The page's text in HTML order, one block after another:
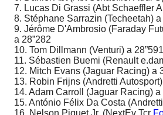
7. Lucas Di Grassi (Abt Schaeffler
8. Stéphane Sarrazin (Techeetah) a
9. Jérôme D'Ambrosio (Faraday
a 28”282
10. Tom Dillmann (Venturi) a 28”591
11. Sébastien Buemi (Renault
12. Mitch Evans (Jaguar Racing) a
13. Robin Frijns (Andretti
14. Adam Carroll (Jaguar Racing) a
15. António Félix Da Costa
16. Nelson Piquet Jr. (NextEv Tcr